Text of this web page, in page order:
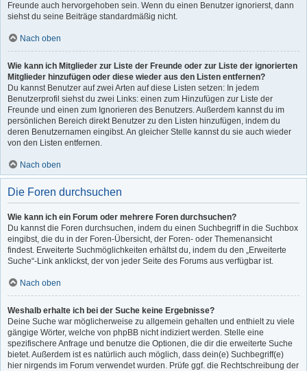
Freunde auch hervorgehoben sein. Wenn du einen Benutzer ignorierst, dann
siehst du seine Beiträge standardmäßig nicht.
Nach oben
Wie kann ich Mitglieder zur Liste der Freunde oder zur Liste der ignorierten
Mitglieder hinzufügen oder diese wieder aus den Listen entfernen?
Du kannst Benutzer auf zwei Arten auf diese Listen setzen: In jedem
Benutzerprofil siehst du zwei Links: einen zum Hinzufügen zur Liste der
Freunde und einen zum Ignorieren des Benutzers. Außerdem kannst du im
persönlichen Bereich direkt Benutzer zu den Listen hinzufügen, indem du
deren Benutzernamen eingibst. An gleicher Stelle kannst du sie auch wieder
von den Listen entfernen.
Nach oben
Die Foren durchsuchen
Wie kann ich ein Forum oder mehrere Foren durchsuchen?
Du kannst die Foren durchsuchen, indem du einen Suchbegriff in die Suchbox
eingibst, die du in der Foren-Übersicht, der Foren- oder Themenansicht
findest. Erweiterte Suchmöglichkeiten erhältst du, indem du den „Erweiterte
Suche“-Link anklickst, der von jeder Seite des Forums aus verfügbar ist.
Nach oben
Weshalb erhalte ich bei der Suche keine Ergebnisse?
Deine Suche war möglicherweise zu allgemein gehalten und enthielt zu viele
gängige Wörter, welche von phpBB nicht indiziert werden. Stelle eine
spezifischere Anfrage und benutze die Optionen, die dir die erweiterte Suche
bietet. Außerdem ist es natürlich auch möglich, dass dein(e) Suchbegriff(e)
hier nirgends im Forum verwendet wurden. Prüfe ggf. die Rechtschreibung der